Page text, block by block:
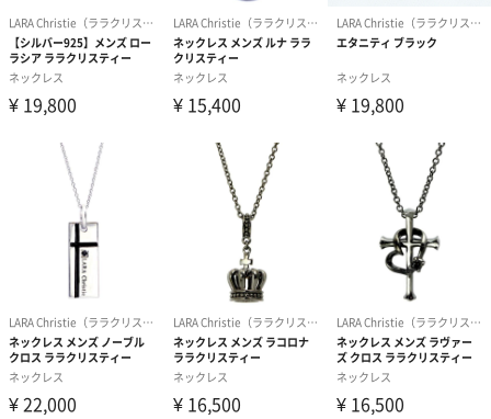
シルバークロスの中央に、エナメルでさらにクロスを表現。1つの
ネックレスで異質感を楽しめる、欲張りなレールネックレス。
新素材エナメルコーティングのブラックが男性らしい力強さを演
ブラックとシルバーのコントラストがスタイリッシュなネックレ
シンプルクロスなのにエナメルの斬新さが引き立ちます。
専用の紙袋・ケースが付属するので大切な人へのプレゼントやギ
フトにおすすめです。